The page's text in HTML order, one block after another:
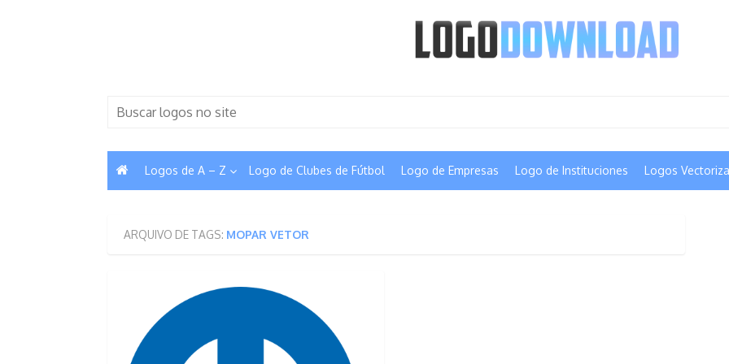
Search
Logos de A – Z Logo de Clubes de Fútbol Logo de Empresas Logo de Instituciones Logos
ARQUIVO DE TAGS: MOPAR VETOR